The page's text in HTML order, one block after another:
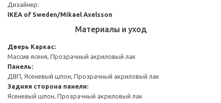
Дизайнер:
IKEA of Sweden/Mikael Axelsson
Материалы и уход
Дверь Каркас:
Массив ясеня, Прозрачный акриловый лак
Панель:
ДВП, Ясеневый шпон, Прозрачный акриловый лак
Задняя сторона панели:
Ясеневый шпон, Прозрачный акриловый лак